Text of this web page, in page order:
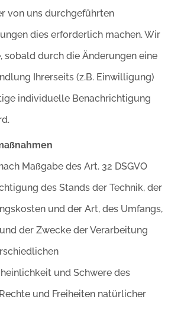
von uns durchgeführten
dies erforderlich machen. Wir
sobald durch die Änderungen eine
Ihrerseits (z.B. Einwilligung)
individuelle Benachrichtigung
Maßgabe des Art. 32 DSGVO
des Stands der Technik, der
und der Art, des Umfangs,
der Zwecke der Verarbeitung
und Schwere des
und Freiheiten natürlicher